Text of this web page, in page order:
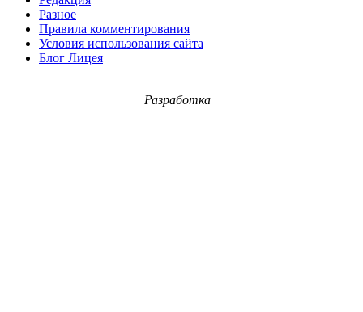
Разное
Правила комментирования
Условия использования сайта
Блог Лицея
Разработка